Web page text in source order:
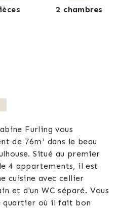
2 chambres
Furling vous
de 76m² dans le beau
Situé au premier
4 appartements, il est
cuisine avec cellier
et d'un WC séparé. Vous
quartier où il fait bon